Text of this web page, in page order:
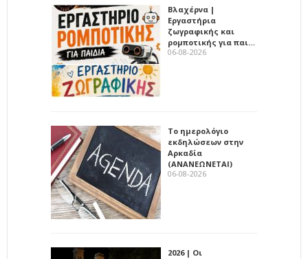
Βλαχέρνα |
Εργαστήρια
ζωγραφικής και
ρομποτικής για παι…
06-08-2026
Το ημερολόγιο
εκδηλώσεων στην
Αρκαδία
(ΑΝΑΝΕΩΝΕΤΑΙ)
06-08-2026
2026 | Οι